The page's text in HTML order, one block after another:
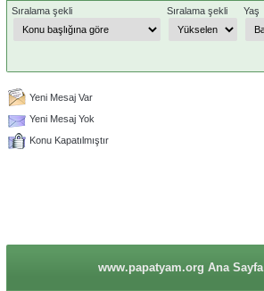
Sıralama şekli
Sıralama şekli Yaş
Yeni Mesaj Var
Yeni Mesaj Yok
Konu Kapatılmıştır
www.papatyam.org Ana Sayfa